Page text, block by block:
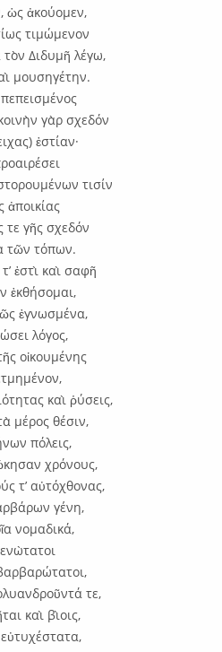
ὡς ἀκούομεν,
τιμώμενον
Διδυμῆ λέγω,
μουσηγέτην.
γὰρ σχεδόν
ἑστίαν·
τισίν
ἀποικίας
τε γῆς σχεδόν
τῶν τόπων.
ἐστὶ καὶ σαφῆ
ἐκθήσομαι,
ἐγνωσμένα,
λόγος,
οἰκουμένης
καὶ ῥύσεις,
μέρος θέσιν,
πόλεις,
χρόνους,
τ’ αὐτόχθονας,
γένη,
νομαδικά,
τε,
καὶ βὶοις,